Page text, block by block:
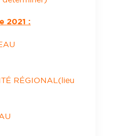
2021 :
RÉGIONAL(lieu